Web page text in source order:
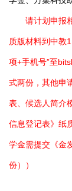
请计划申报
质版材料到中教
项+手机号”至
式两份，其他申
表、候选人简介
信息登记表》纸
学金需提交《金
份））